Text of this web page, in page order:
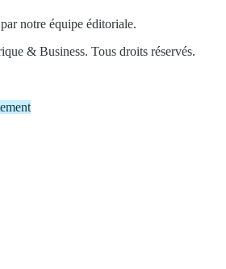
notre équipe éditoriale.
& Business. Tous droits réservés.